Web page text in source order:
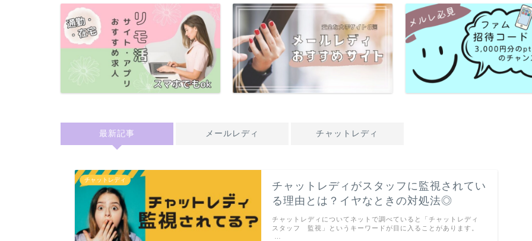
最新記事 メールレディ チャットレディ
チャットレディ
チャットレディがスタッフに監視されてい
る理由とは？イヤなときの対処法◎
チャットレディについてネットで調べていると「チャットレディ
スタッフ 監視」というキーワードが目に入ることがあります。